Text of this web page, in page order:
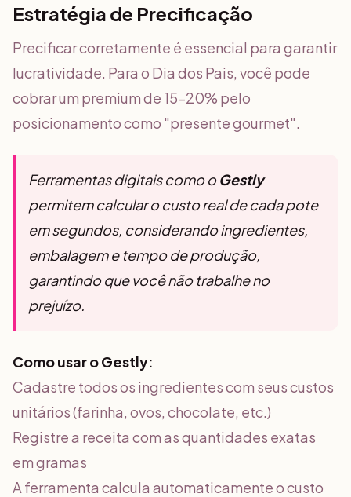
Estratégia de Precificação
Precificar corretamente é essencial para garantir
lucratividade. Para o Dia dos Pais, você pode
cobrar um premium de 15-20% pelo
posicionamento como "presente gourmet".
Ferramentas digitais como oGestly
permitem calcular o custo real de cada pote
em segundos, considerando ingredientes,
embalagem e tempo de produção,
garantindo que você não trabalhe no
prejuízo.
Como usar o Gestly:
Cadastre todos os ingredientes com seus custos
unitários (farinha, ovos, chocolate, etc.)
Registre a receita com as quantidades exatas
em gramas
A ferramenta calcula automaticamente o custo